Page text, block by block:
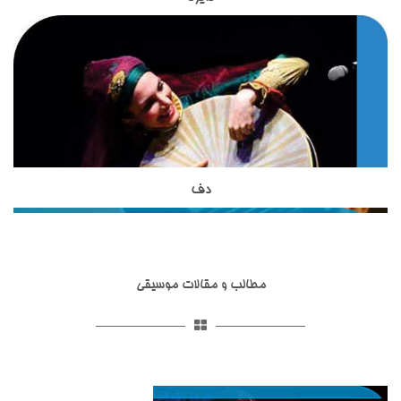
خود را در زمینه موسیقی گذرانده اند و با بیش از 18 سال سابقه
حساب می آیند.استاد مظاهری از شاگردان آقای ظریف بوده واز
بهترین شاگردان ایشان محسوب می شوند. استاد شاکری از دیگر
اساتید آموزشگاه موسیقی تاج بخش برای تدریس ساز تار و سه تار
به هنرجویان هستند. ساز تخصصی ایشان تار و سه تار است و
تحصیلات خود را در زمینه موسیقی ایرانی،آموزش موسیقی به
کودکان و گرافیک دنبال نموده اند.
ساز دایره یکی از ساز های کوبه ای اصیل ایرانی است که در
آموزشگاه موسیقی تاج بخش تدریس می شود.این ساز بسیار شبیه
شود با دف تفاوت هایی دارد.دایره از دف کوچکتر است و تعداد زنجیر
هایی که به آن وصل شده است از دف بسیار کمتر است. نواختن ساز
دایره در کشورهای آسیایی نظیر ایران, افغانستان , تاجیکستان و ...
ساز دف یکی از ساز های کوبه ای در موسیقی ایرانی است که از
مختلفی ساخته شده اند.ساز دف از ساز های کوبه ای با قدمت ایرانی
اصلی مجالس عیش و طرب و محافل اهل ذوق و عرفان و مجالس
صدایی بم تر است. استاد حدادی مدرس ساز دف در آموزشگاه
دف
صداسازی و آواز پاپ یکی از خدمات آموزشگاه موسیقی تاج بخش
صداسازی و آواز پاپ
مطالب و مقالات موسیقی